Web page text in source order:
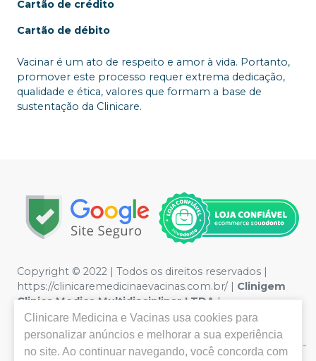
Cartão de crédito
Cartão de débito
Vacinar é um ato de respeito e amor à vida. Portanto,
promover este processo requer extrema dedicação,
qualidade e ética, valores que formam a base de
sustentação da Clinicare.
Copyright © 2022 | Todos os direitos reservados |
https://clinicaremedicinaevacinas.com.br/
Clinigem
Clinica Medica Multidisciplinar LTDA |
17.425.667/0001-39| Rua Miguel Couto, 228 - Anita
Garibaldi - Joinville / SC CEP 89202-190 | Política de
Privacidade e Segurança - Fotos meramente ilustrativas -
Clinicare Medicina e Vacinas usa cookies para
personalizar anúncios e melhorar a sua experiência
no site. Ao continuar navegando, você concorda com